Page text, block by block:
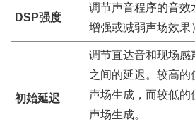
DSP强度
调节声音程序的音效
增强或减弱声场效果
初始延迟
调节直达音和现场感
之间的延迟。较高的
声场生成，而较低的
声场生成。